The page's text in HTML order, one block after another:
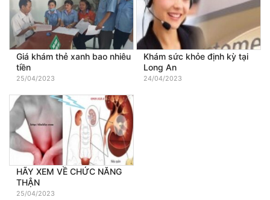
Giá khám thẻ xanh bao nhiêu
tiền
25/04/2023
Khám sức khỏe định kỳ tại
Long An
24/04/2023
HÃY XEM VỀ CHỨC NĂNG
THẬN
25/04/2023